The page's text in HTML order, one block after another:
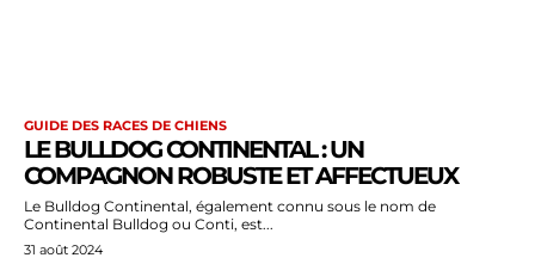
GUIDE DES RACES DE CHIENS
LE BULLDOG CONTINENTAL : UN
COMPAGNON ROBUSTE ET AFFECTUEUX
Le Bulldog Continental, également connu sous le nom de
Continental Bulldog ou Conti, est...
31 août 2024